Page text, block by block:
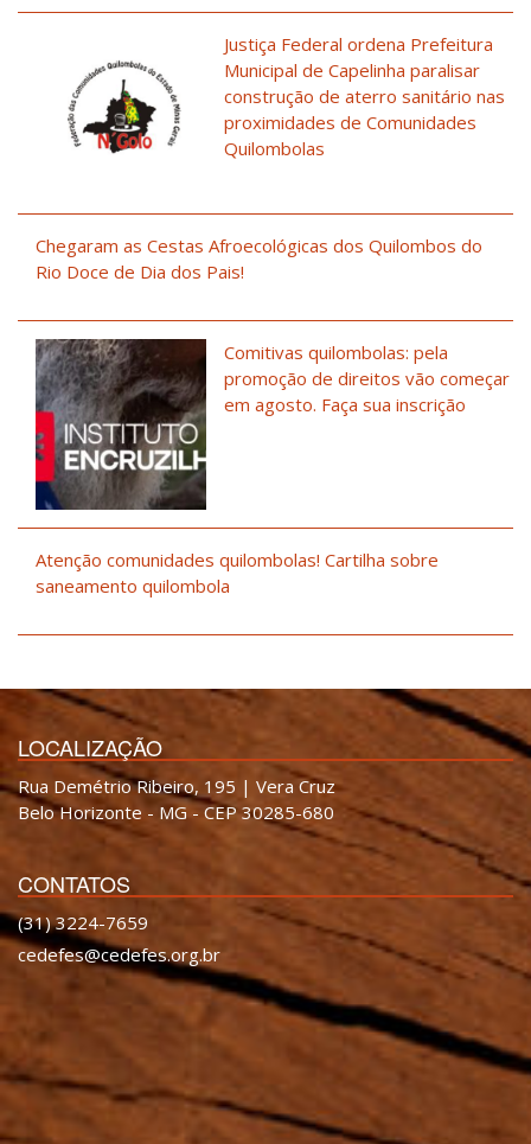
Justiça Federal ordena Prefeitura
Municipal de Capelinha paralisar
construção de aterro sanitário nas
proximidades de Comunidades
Quilombolas
Chegaram as Cestas Afroecológicas dos Quilombos do
Rio Doce de Dia dos Pais!
Comitivas quilombolas: pela
promoção de direitos vão começar
em agosto. Faça sua inscrição
Atenção comunidades quilombolas! Cartilha sobre
saneamento quilombola
LOCALIZAÇÃO
Rua Demétrio Ribeiro, 195 | Vera Cruz
Belo Horizonte - MG - CEP 30285-680
CONTATOS
(31) 3224-7659
cedefes@cedefes.org.br